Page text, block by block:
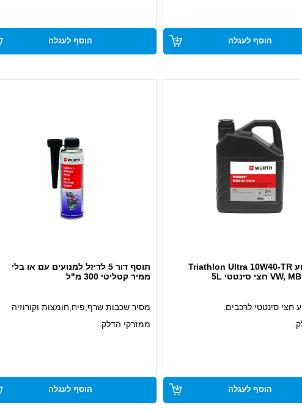
הוסף לעגלה
מוכן לשימוש.
הוסף לעגלה
שמן מנוע Triathlon Ultra 10W40-TR
חצי סינטטי לרכבים.
הוסף לעגלה
תוסף דור 5 לדיזל למנועים עם או בלי
ממיר קטליטי 300 מ"ל
מסיר שכבות שרף,פיח,חומצות וקורוזיה
ממזרקי הדלק.
מבטיח פעולה אמינה של הממיר הקטליטי.
מתאים לכל מנועי הדיזל עם או בלי ממיר
הוסף לעגלה